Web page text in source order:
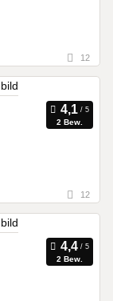
12
2 Bew.
12
2 Bew.